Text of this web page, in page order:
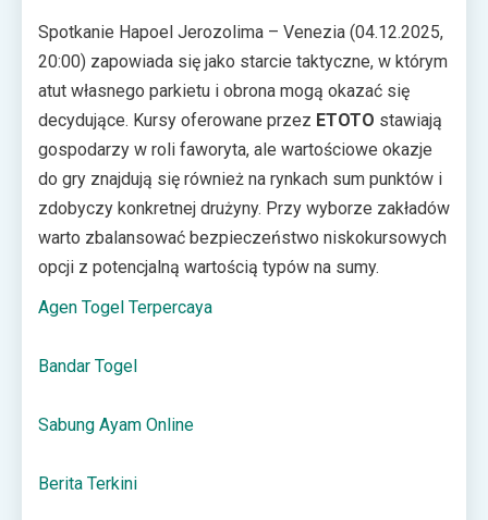
Spotkanie Hapoel Jerozolima – Venezia (04.12.2025,
20:00) zapowiada się jako starcie taktyczne, w którym
atut własnego parkietu i obrona mogą okazać się
decydujące. Kursy oferowane przez ETOTO stawiają
gospodarzy w roli faworyta, ale wartościowe okazje
do gry znajdują się również na rynkach sum punktów i
zdobyczy konkretnej drużyny. Przy wyborze zakładów
warto zbalansować bezpieczeństwo niskokursowych
opcji z potencjalną wartością typów na sumy.
Agen Togel Terpercaya
Bandar Togel
Sabung Ayam Online
Berita Terkini